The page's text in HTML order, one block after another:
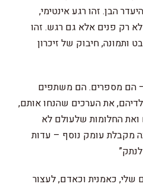
הבן. זהו רגע אינטימי,
רק פנים אלא גם רגש. זהו
ותמונה, חיבוק של זיכרון
הם מספרים. הם משתפים
את הערכים שהנחו אותם,
החלומות שלעולם לא
מקבלת עומק נוסף – עדות
שלי, כאמנית וכאדם, לעצור